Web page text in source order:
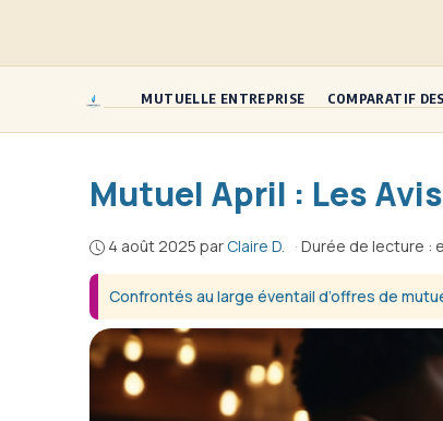
contenu
MUTUELLE ENTREPRISE COMPARATIF
Mutuel April : Les
4 août 2025 par Claire D. · Durée de lecture :
Confrontés au large éventail d’offres de